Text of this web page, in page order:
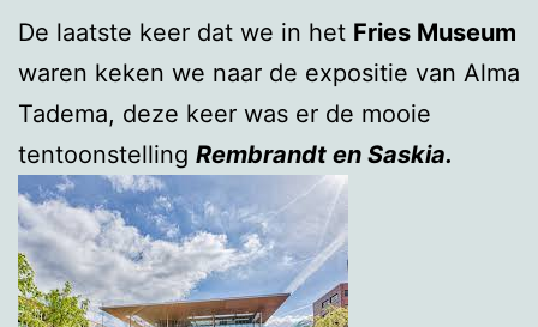
De laatste keer dat we in het Fries Museum
waren keken we naar de expositie van Alma
Tadema, deze keer was er de mooie
tentoonstelling Rembrandt en Saskia.